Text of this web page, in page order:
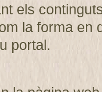
els
la forma
portal.